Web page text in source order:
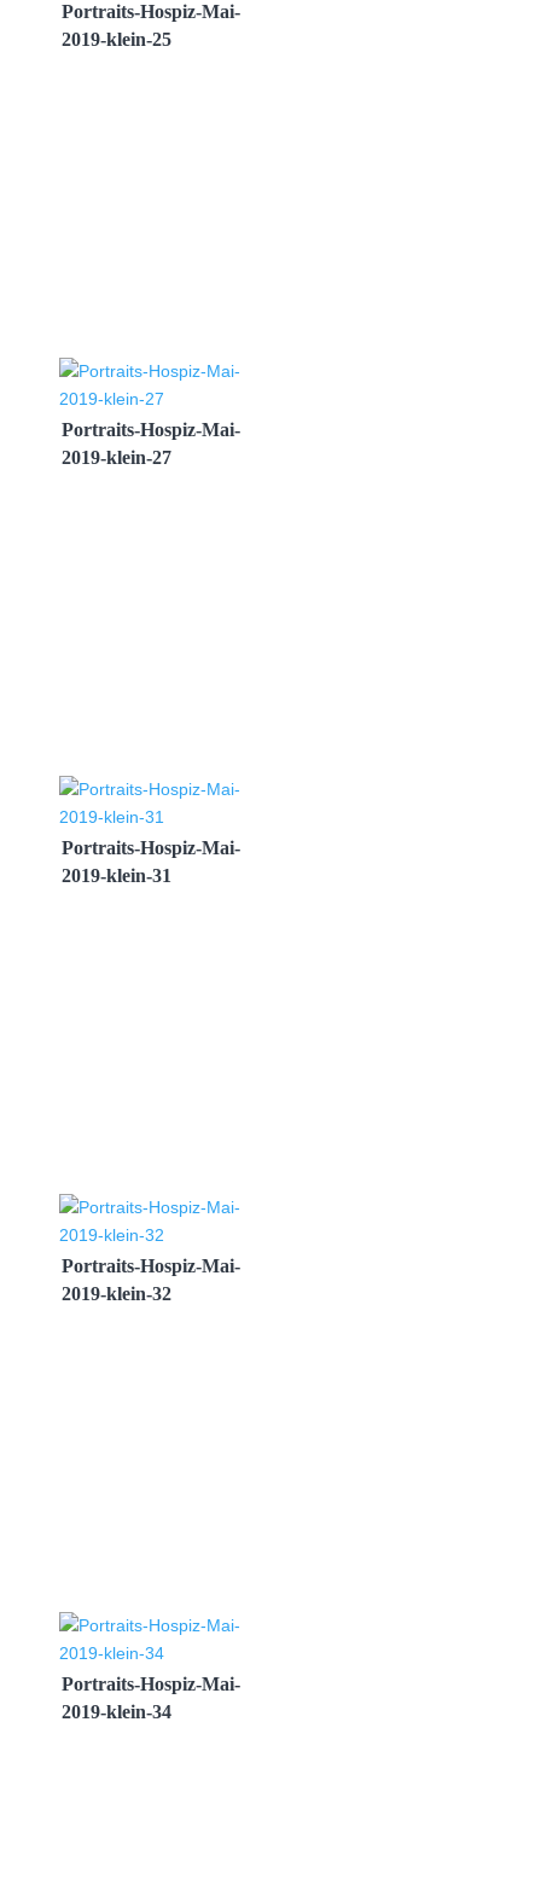
Portraits-Hospiz-Mai-
2019-klein-25
Portraits-Hospiz-Mai-
2019-klein-27
Portraits-Hospiz-Mai-
2019-klein-31
Portraits-Hospiz-Mai-
2019-klein-32
Portraits-Hospiz-Mai-
2019-klein-34